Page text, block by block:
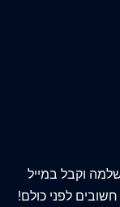
וקבל במייל
לפני כולם!